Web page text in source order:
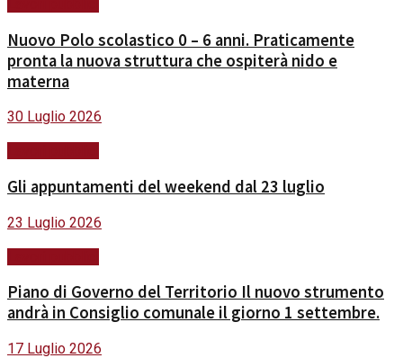
Nuovo Polo scolastico 0 – 6 anni. Praticamente
pronta la nuova struttura che ospiterà nido e
materna
30 Luglio 2026
Gli appuntamenti del weekend dal 23 luglio
23 Luglio 2026
Piano di Governo del Territorio Il nuovo strumento
andrà in Consiglio comunale il giorno 1 settembre.
17 Luglio 2026